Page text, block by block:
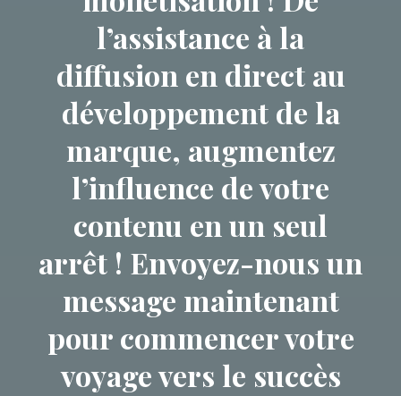
l’assistance à la
diffusion en direct au
développement de la
marque, augmentez
l’influence de votre
contenu en un seul
arrêt ! Envoyez-nous un
message maintenant
pour commencer votre
voyage vers le succès